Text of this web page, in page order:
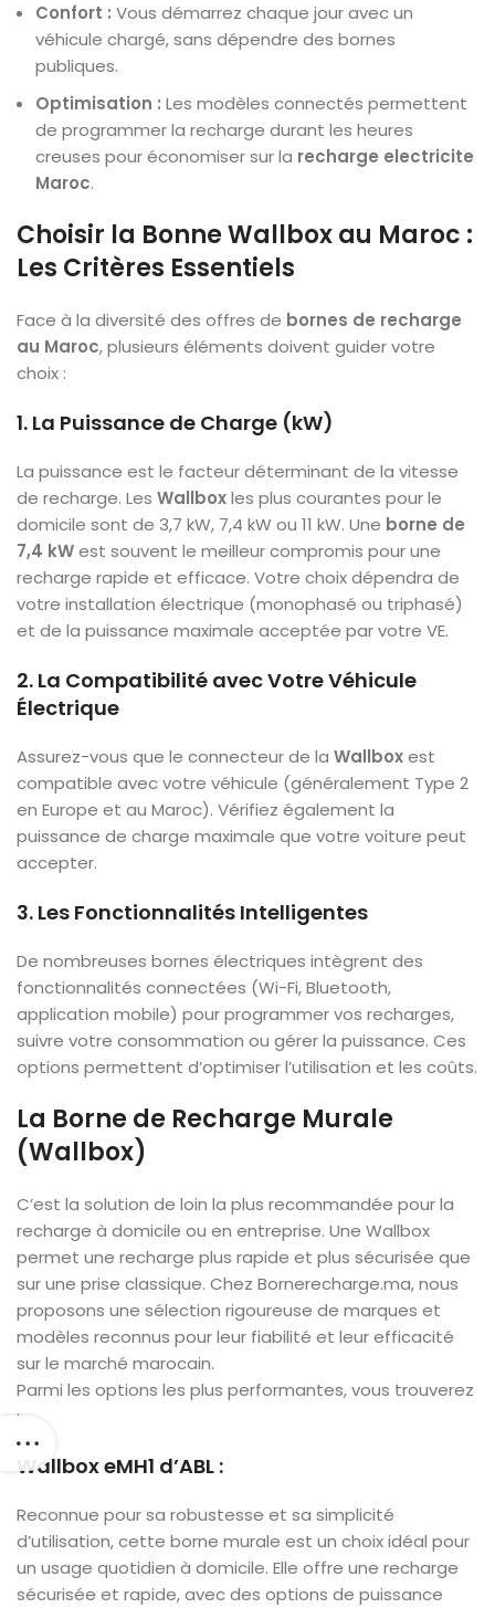
Confort : Vous démarrez chaque jour avec un
véhicule chargé, sans dépendre des bornes
publiques.
Optimisation : Les modèles connectés permettent
de programmer la recharge durant les heures
creuses pour économiser sur la recharge electricite
Maroc.
Choisir la Bonne Wallbox au Maroc :
Les Critères Essentiels
Face à la diversité des offres de bornes de recharge
au Maroc, plusieurs éléments doivent guider votre
choix :
1. La Puissance de Charge (kW)
La puissance est le facteur déterminant de la vitesse
de recharge. Les Wallboxles plus courantes pour le
domicile sont de 3,7 kW, 7,4 kW ou 11 kW. Une borne de
7,4 kWest souvent le meilleur compromis pour une
recharge rapide et efficace. Votre choix dépendra de
votre installation électrique (monophasé ou triphasé)
et de la puissance maximale acceptée par votre VE.
2. La Compatibilité avec Votre Véhicule
Électrique
Assurez-vous que le connecteur de la Wallboxest
compatible avec votre véhicule (généralement Type 2
en Europe et au Maroc). Vérifiez également la
puissance de charge maximale que votre voiture peut
accepter.
3. Les Fonctionnalités Intelligentes
De nombreuses bornes électriques intègrent des
fonctionnalités connectées (Wi-Fi, Bluetooth,
application mobile) pour programmer vos recharges,
suivre votre consommation ou gérer la puissance. Ces
options permettent d’optimiser l’utilisation et les coûts.
La Borne de Recharge Murale
(Wallbox)
C’est la solution de loin la plus recommandée pour la
recharge à domicile ou en entreprise. Une Wallbox
permet une recharge plus rapide et plus sécurisée que
sur une prise classique. Chez Bornerecharge.ma, nous
proposons une sélection rigoureuse de marques et
modèles reconnus pour leur fiabilité et leur efficacité
sur le marché marocain.
Parmi les options les plus performantes, vous trouverez
:
Wallbox eMH1 d’ABL :
Reconnue pour sa robustesse et sa simplicité
d’utilisation, cette borne murale est un choix idéal pour
un usage quotidien à domicile. Elle offre une recharge
sécurisée et rapide, avec des options de puissance